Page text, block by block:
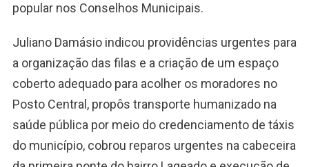
popular nos Conselhos Municipais.
Juliano Damásio indicou providências urgentes para
a organização das filas e a criação de um espaço
coberto adequado para acolher os moradores no
Posto Central, propôs transporte humanizado na
saúde pública por meio do credenciamento de táxis
do município, cobrou reparos urgentes na cabeceira